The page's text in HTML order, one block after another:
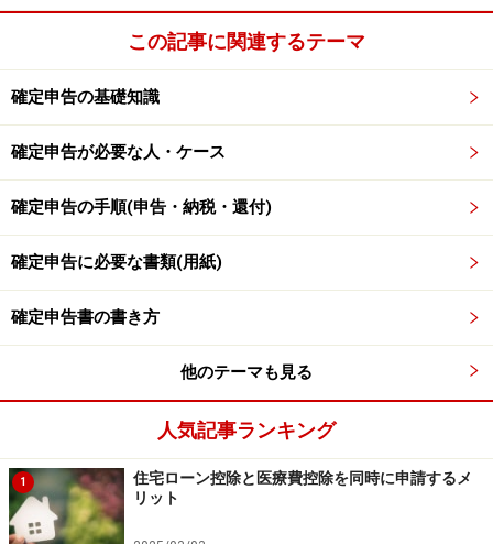
場合）
・自分の都合で利用する差額ベッド代
・健康増進のビタミン剤や漢方薬
・病院までマイカーで行った時のガソリン代や駐車料金
・美容整形
の違いは、予防のための医療費は×
治療のための医療費
は○と覚えておきましょう。例えば、インフルエンザの
予防接種は医療行為ですが予防目的なので×。薬局で買っ
た風邪薬は○となります。
ので、離れて暮らす家族が病院に行った時はもちろん、
薬局で薬を買ったり、歯医者さんに行った時も必ずレシ
ートを取っておくようにしましょう
トやスマホに記録を残して
この記事に関連するテーマ
確定申告の基礎知識
確定申告が必要な人・ケース
確定申告の手順(申告・納税・還付)
確定申告に必要な書類(用紙)
確定申告書の書き方
他のテーマも見る
人気記事ランキング
1
住宅ローン控除と医療費控除を同時に申請するメ
リット